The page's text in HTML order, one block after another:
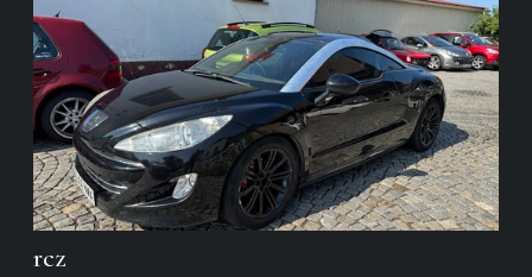
rcz